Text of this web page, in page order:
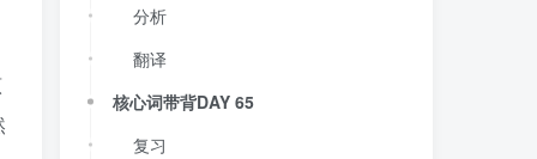
分析
翻译
核心词带背DAY 65
复习